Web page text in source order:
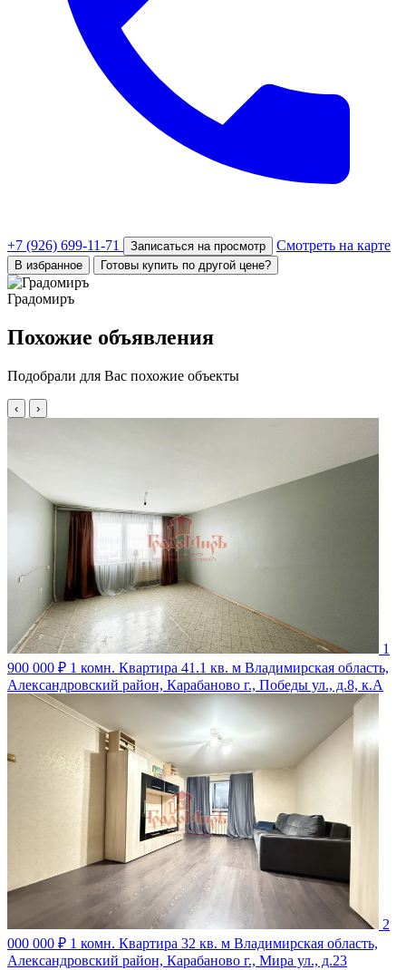
+7 (926) 699-11-71 Записаться на просмотр Смотреть на карте
В избранное Готовы купить по другой цене?
Градомиръ
Похожие объявления
Подобрали для Вас похожие объекты
‹ ›
1
900 000 ₽ 1 комн. Квартира 41.1 кв. м Владимирская область,
Александровский район, Карабаново г., Победы ул., д.8, к.А
2
000 000 ₽ 1 комн. Квартира 32 кв. м Владимирская область,
Александровский район, Карабаново г., Мира ул., д.23